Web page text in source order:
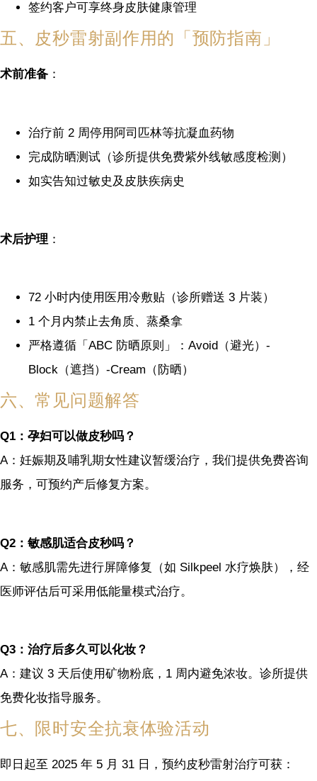
签约客户可享终身皮肤健康管理
五、皮秒雷射副作用的「预防指南」
术前准备 ：
治疗前 2 周停用阿司匹林等抗凝血药物
完成防晒测试（诊所提供免费紫外线敏感度检测）
如实告知过敏史及皮肤疾病史
术后护理 ：
72 小时内使用医用冷敷贴（诊所赠送 3 片装）
1 个月内禁止去角质、蒸桑拿
严格遵循「ABC 防晒原则」：Avoid（避光）-
Block（遮挡）-Cream（防晒）
六、常见问题解答
Q1：孕妇可以做皮秒吗？
A：妊娠期及哺乳期女性建议暂缓治疗，我们提供免费咨询
服务，可预约产后修复方案。
Q2：敏感肌适合皮秒吗？
A：敏感肌需先进行屏障修复（如 Silkpeel 水疗焕肤），经
医师评估后可采用低能量模式治疗。
Q3：治疗后多久可以化妆？
A：建议 3 天后使用矿物粉底，1 周内避免浓妆。诊所提供
免费化妆指导服务。
七、限时安全抗衰体验活动
即日起至 2025 年 5 月 31 日，预约皮秒雷射治疗可获：